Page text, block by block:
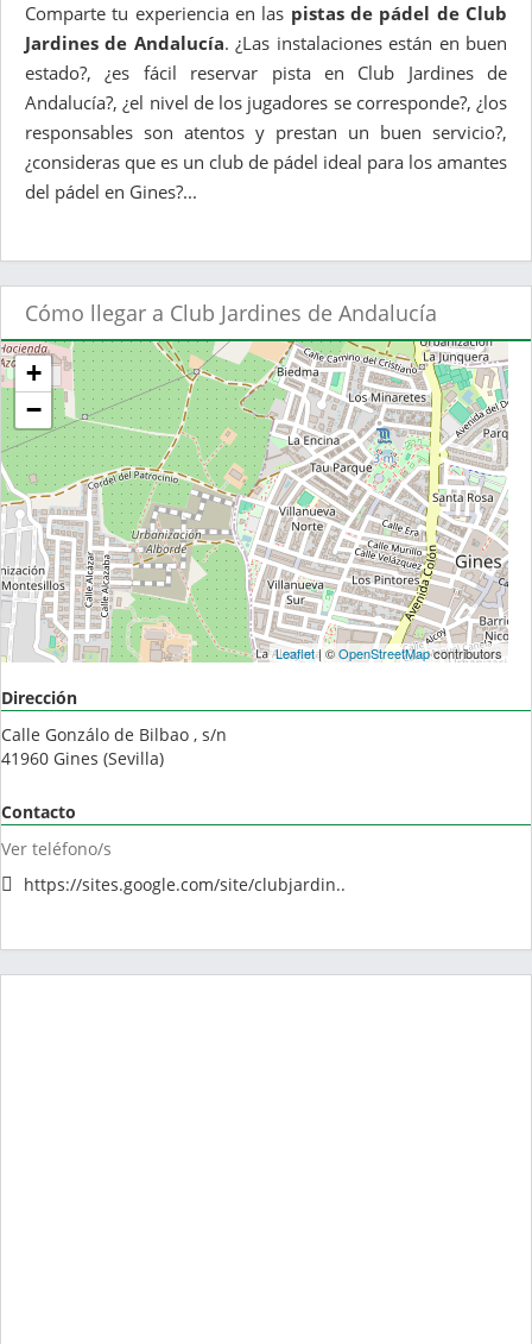
Comparte tu experiencia en las pistas de pádel de Club
Jardines de Andalucía. ¿Las instalaciones están en buen
estado?, ¿es fácil reservar pista en Club Jardines de
Andalucía?, ¿el nivel de los jugadores se corresponde?, ¿los
responsables son atentos y prestan un buen servicio?,
¿consideras que es un club de pádel ideal para los amantes
del pádel en Gines?...
Cómo llegar a Club Jardines de Andalucía
+
−
Leaflet| ©OpenStreetMapcontributors
Dirección
Calle Gonzálo de Bilbao , s/n
41960 Gines (Sevilla)
Contacto
Ver teléfono/s
https://sites.google.com/site/clubjardin..